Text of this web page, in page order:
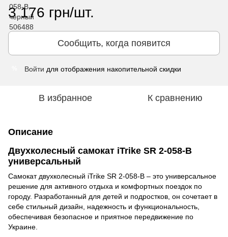
3 176 грн/шт.
Сообщить, когда появится
Войти для отображения накопительной скидки
В избранное К сравнению
Описание
Двухколесный самокат iTrike SR 2-058-B
универсальный
Самокат двухколесный iTrike SR 2-058-B – это универсальное
решение для активного отдыха и комфортных поездок по
городу. Разработанный для детей и подростков, он сочетает в
себе стильный дизайн, надежность и функциональность,
обеспечивая безопасное и приятное передвижение по
Украине.